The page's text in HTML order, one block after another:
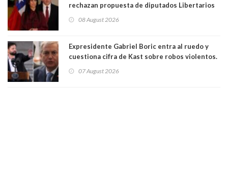
rechazan propuesta de diputados Libertarios
"Constituye un camino equivocado"
08 August 2026
Expresidente Gabriel Boric entra al ruedo y
cuestiona cifra de Kast sobre robos violentos.
07 August 2026